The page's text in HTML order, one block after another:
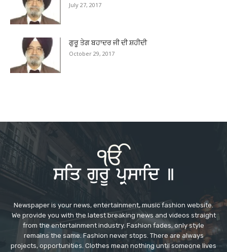
July 27, 2017
ਗੁਰੂ ਤੇਗ ਬਹਾਦਰ ਜੀ ਦੀ ਸ਼ਹੀਦੀ
October 29, 2017
Newspaper is your news, entertainment, music fashion website.
We provide you with the latest breaking news and videos straight
from the entertainment industry. Fashion fades, only style
remains the same. Fashion never stops. There are always
projects, opportunities. Clothes mean nothing until someone lives